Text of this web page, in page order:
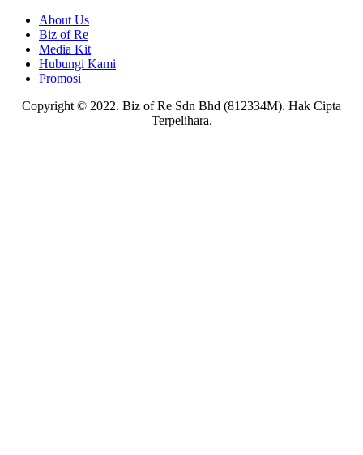
About Us
Biz of Re
Media Kit
Hubungi Kami
Promosi
Copyright © 2022. Biz of Re Sdn Bhd (812334M). Hak Cipta
Terpelihara.